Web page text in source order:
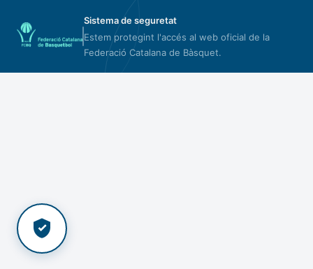
Sistema de seguretat
Estem protegint l'accés al web oficial de la
Federació Catalana de Bàsquet.